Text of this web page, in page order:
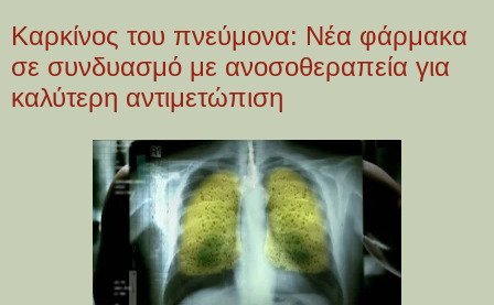
Καρκίνος του πνεύμονα: Νέα φάρμακα
σε συνδυασμό με ανοσοθεραπεία για
καλύτερη αντιμετώπιση